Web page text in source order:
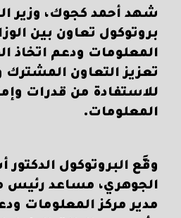
شهد أحمد كجوك، وزير
بروتوكول تعاون بين
المعلومات ودعم اتخاذ
تعزيز التعاون المشترك
للاستفادة من قدرات
المعلومات.
وقَّع البروتوكول الدكتور
الجوهري، مساعد رئيس
مدير مركز المعلومات